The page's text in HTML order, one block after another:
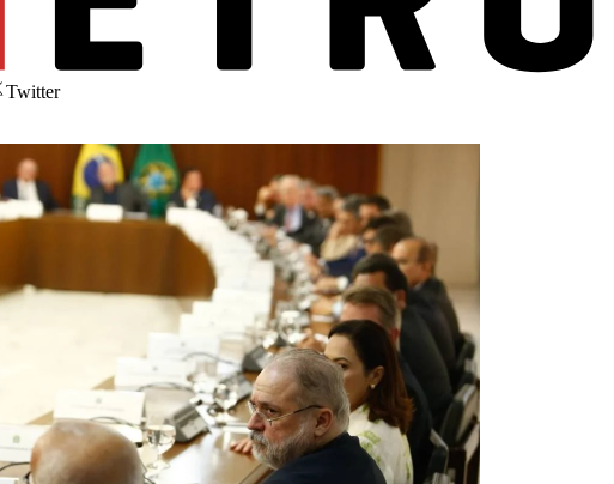
Twitter